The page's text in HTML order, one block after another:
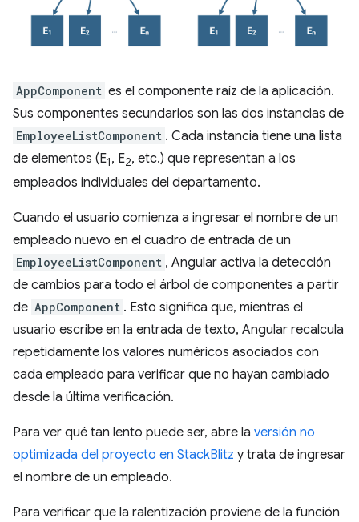
AppComponent es el componente raíz de la aplicación.
Sus componentes secundarios son las dos instancias de
EmployeeListComponent . Cada instancia tiene una lista
de elementos (E1, E2, etc.) que representan a los
empleados individuales del departamento.
Cuando el usuario comienza a ingresar el nombre de un
empleado nuevo en el cuadro de entrada de un
EmployeeListComponent , Angular activa la detección
de cambios para todo el árbol de componentes a partir
de AppComponent . Esto significa que, mientras el
usuario escribe en la entrada de texto, Angular recalcula
repetidamente los valores numéricos asociados con
cada empleado para verificar que no hayan cambiado
desde la última verificación.
Para ver qué tan lento puede ser, abre la versión no
optimizada del proyecto en StackBlitz y trata de ingresar
el nombre de un empleado.
Para verificar que la ralentización proviene de la función